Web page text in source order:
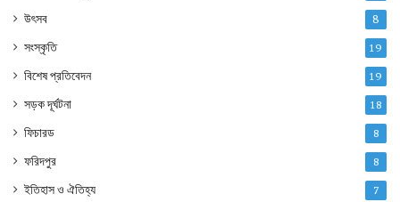
উৎসব 8
সংস্কৃতি 19
বিশেষ প্রতিবেদন 19
সড়ক দূর্ঘটনা 18
ফিচারড 8
ফরিদপুর 8
ইতিহাস ও ঐতিহ্য 7